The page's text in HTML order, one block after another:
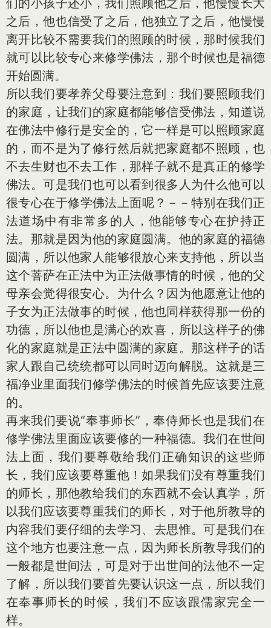
们的小孩子还小，我们照顾他之后，他慢慢长大
之后，他也信受了之后，他独立了之后，他慢慢
离开比较不需要我们的照顾的时候，那时候我们
就可以比较专心来修学佛法，那个时候也是福德
开始圆满。
所以我们要孝养父母要注意到：我们要照顾我们
的家庭，让我们的家庭都能够信受佛法，知道说
在佛法中修行是安全的，它一样是可以照顾家庭
的，而不是为了修行然后就把家庭都不照顾，也
不去生财也不去工作，那样子就不是真正的修学
佛法。可是我们也可以看到很多人为什么他可以
很专心在于修学佛法上面呢？－－特别在我们正
法道场中有非常多的人，他能够专心在护持正
法。那就是因为他的家庭圆满。他的家庭的福德
圆满，所以他家人能够很放心来支持他，所以当
这个菩萨在正法中为正法做事情的时候，他的父
母亲会觉得很安心。为什么？因为他愿意让他的
子女为正法做事的时候，他也同样获得那一份的
功德，所以他也是满心的欢喜，所以这样子的佛
化的家庭就是正法中圆满的家庭。那这样子的话
家人跟自己统统都可以同时迈向解脱。这就是三
福净业里面我们修学佛法的时候首先应该要注意
的。
再来我们要说“奉事师长”，奉侍师长也是我们在
修学佛法里面应该要修的一种福德。我们在世间
法上面，我们要尊敬给我们正确知识的这些师
长，我们应该要尊重他！如果我们没有尊重我们
的师长，那他教给我们的东西就不会认真学，所
以我们应该要尊重我们的师长，对于他所教导的
内容我们要仔细的去学习、去思惟。可是我们在
这个地方也要注意一点，因为师长所教导我们的
一般都是世间法，可是对于出世间的法他不一定
了解，所以我们要首先要认识这一点，所以我们
在奉事师长的时候，我们不应该跟儒家完全一
样。